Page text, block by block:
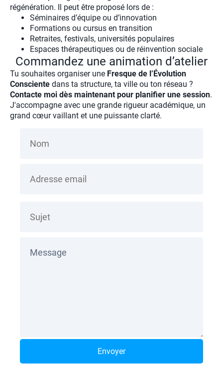
régénération. Il peut être proposé lors de :
Séminaires d’équipe ou d’innovation
Formations ou cursus en transition
Retraites, festivals, universités populaires
Espaces thérapeutiques ou de réinvention sociale
Commandez une animation d’atelier
Tu souhaites organiser une Fresque de l’Évolution
Consciente dans ta structure, ta ville ou ton réseau ?
Contacte moi dès maintenant pour planifier une session.
J'accompagne avec une grande rigueur académique, un
grand cœur vaillant et une puissante clarté.
Envoyer